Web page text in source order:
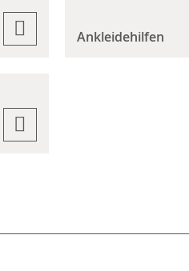
Ankleidehilfen